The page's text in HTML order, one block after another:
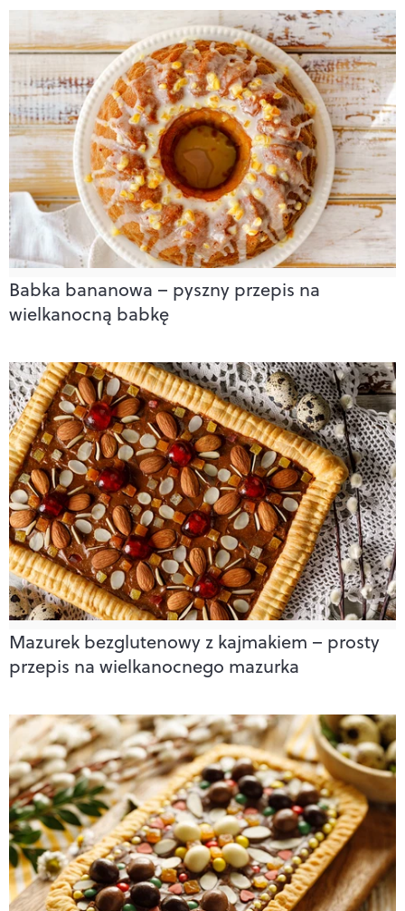
Babka bananowa – pyszny przepis na
wielkanocną babkę
Mazurek bezglutenowy z kajmakiem – prosty
przepis na wielkanocnego mazurka